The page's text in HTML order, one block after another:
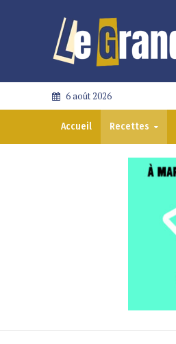
6 août 2026
Accueil Recettes